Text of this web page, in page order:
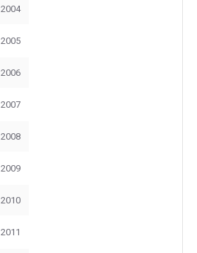
2004
2005
2006
2007
2008
2009
2010
2011